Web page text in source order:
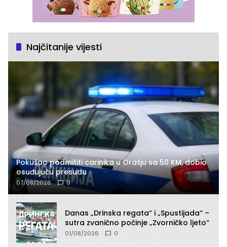
Najčitanije vijesti
Pokušao podmititi carinika u Orašju sa 50 KM, dobio
osuđujuću presudu
07/08/2026 0
Danas „Drinska regata“ i „Spustijada“ –
sutra zvanično počinje „Zvorničko ljeto“
01/08/2026 0